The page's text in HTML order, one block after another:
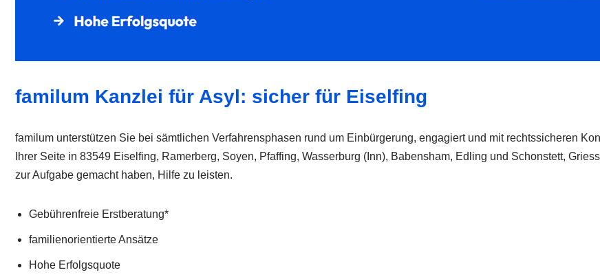
familum Kanzlei für Asyl: sicher für Eiselfing
familum unterstützen Sie bei sämtlichen Verfahrensphasen rund um Einbürgerung, engagiert und mit rechtssicheren
Ihrer Seite in 83549 Eiselfing, Ramerberg, Soyen, Pfaffing, Wasserburg (Inn), Babensham, Edling und Schonstett,
zur Aufgabe gemacht haben, Hilfe zu leisten.
Gebührenfreie Erstberatung*
familienorientierte Ansätze
Hohe Erfolgsquote